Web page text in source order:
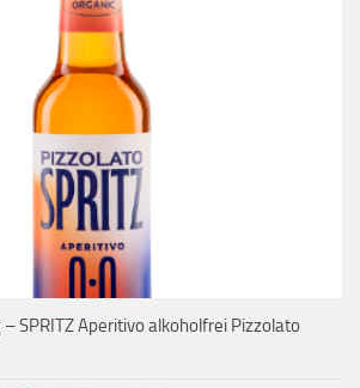
SPRITZ Aperitivo alkoholfrei Pizzolato